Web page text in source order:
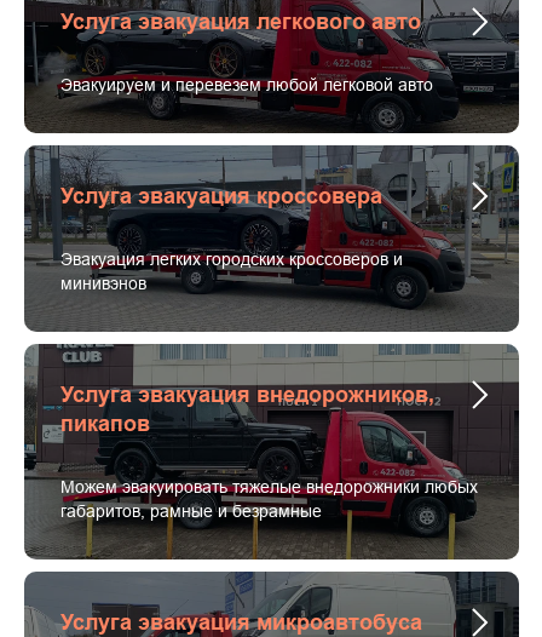
Услуга эвакуация легкового авто
Эвакуируем и перевезем любой легковой авто
Услуга эвакуация кроссовера
Эвакуация легких городских кроссоверов и
минивэнов
Услуга эвакуация внедорожников,
пикапов
Можем эвакуировать тяжелые внедорожники любых
габаритов, рамные и безрамные
Услуга эвакуация микроавтобуса